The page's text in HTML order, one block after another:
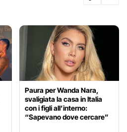
Paura per Wanda Nara,
svaligiata la casa in Italia
con i figli all’interno:
“Sapevano dove cercare”